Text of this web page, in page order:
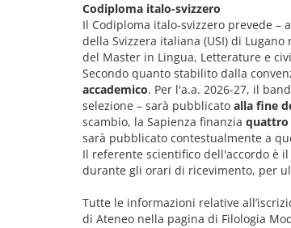
Codiploma italo-svizzero
Il Codiploma italo-svizzero prevede –
della Svizzera italiana (USI) di
del Master in Lingua, Letterature e
Secondo quanto stabilito dalla
accademico. Per l'a.a. 2026-27, il
selezione – sarà pubblicato alla fine
scambio, la Sapienza finanzia quattro
sarà pubblicato contestualmente a
Il referente scientifico dell'accordo è
durante gli orari di ricevimento, per
Tutte le informazioni relative
di Ateneo nella pagina di Filologia